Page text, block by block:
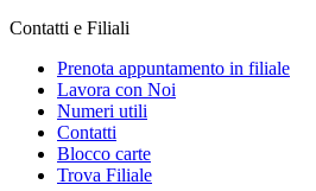
Contatti e Filiali
Prenota appuntamento in filiale
Lavora con Noi
Numeri utili
Contatti
Blocco carte
Trova Filiale